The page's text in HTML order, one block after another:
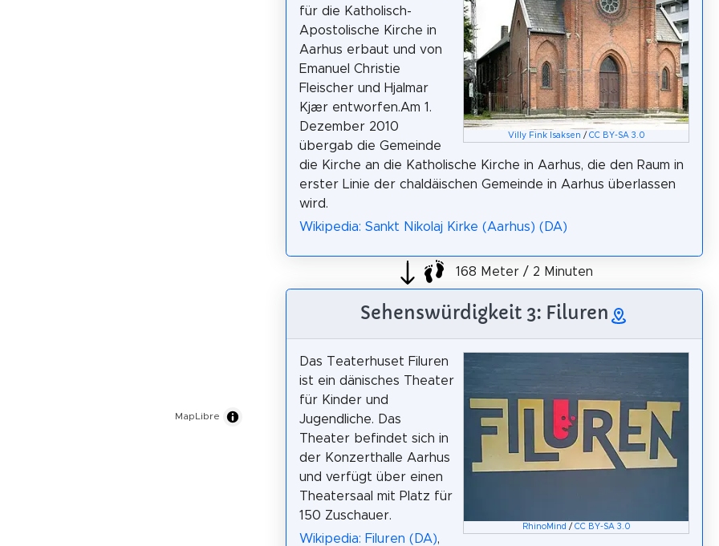
MapLibre
Villy Fink Isaksen / CC BY-SA 3.0
für die Katholisch-
Apostolische Kirche in
Aarhus erbaut und von
Emanuel Christie
Fleischer und Hjalmar
Kjær entworfen.Am 1.
Dezember 2010
übergab die Gemeinde
die Kirche an die Katholische Kirche in Aarhus, die den Raum in
erster Linie der chaldäischen Gemeinde in Aarhus überlassen
wird.
Wikipedia: Sankt Nikolaj Kirke (Aarhus) (DA)
168 Meter / 2 Minuten
Sehenswürdigkeit 3: Filuren
RhinoMind / CC BY-SA 3.0
Das Teaterhuset Filuren
ist ein dänisches Theater
für Kinder und
Jugendliche. Das
Theater befindet sich in
der Konzerthalle Aarhus
und verfügt über einen
Theatersaal mit Platz für
150 Zuschauer.
Wikipedia: Filuren (DA),